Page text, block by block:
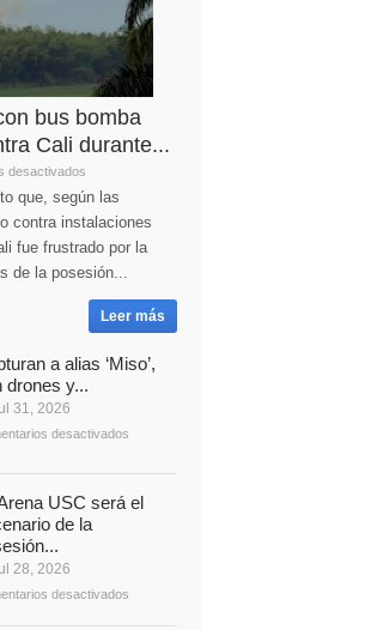
bus bomba
Cali durante...
desactivados
que, según las
contra instalaciones
fue frustrado por la
de la posesión...
Leer más
a alias ‘Miso’,
drones y...
31, 2026
desactivados
USC será el
de la
28, 2026
desactivados